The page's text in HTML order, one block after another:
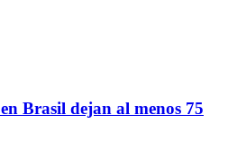
Brasil dejan al menos 75